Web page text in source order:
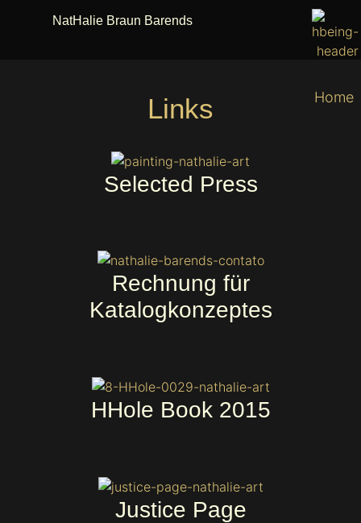
NatHalie Braun Barends
Home
Links
Selected Press
Rechnung für
Katalogkonzeptes
HHole Book 2015
Justice Page